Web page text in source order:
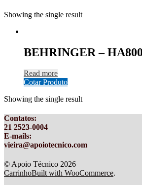
Showing the single result
BEHRINGER –
Read more
Cotar Produto
Showing the single result
Contatos:
21 2523-0004
E-mails:
vieira@apoiotecnico.com
© Apoio Técnico 2026
CarrinhoBuilt with WooCommerce.